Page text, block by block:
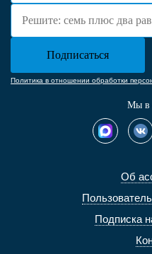
Об
Подписка
Политика в отношении обработки
Мы в